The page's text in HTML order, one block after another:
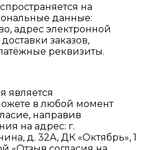
на
данные:
адрес электронной
заказов,
реквизиты.
является
в любой момент
направив
на адрес: г.
д. 32А, ДК «Октябрь», 1